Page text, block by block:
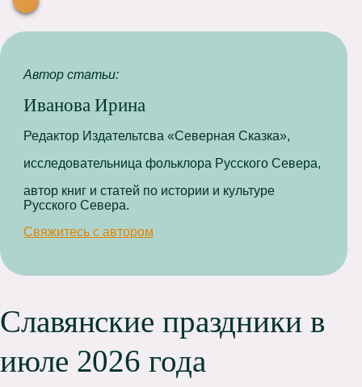
Автор статьи:
Иванова Ирина
Редактор Издательтсва «Северная Сказка»,
исследовательница фольклора Русского Севера,
автор книг и статей по истории и культуре
Русского Севера.
Свяжитесь с автором
Славянские праздники в
июле 2026 года